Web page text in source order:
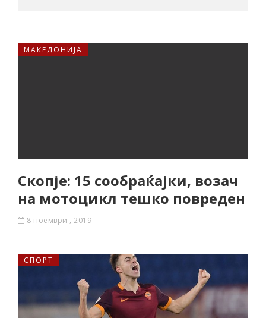
МАКЕДОНИЈА
Скопје: 15 сообраќајки, возач
на мотоцикл тешко повреден
8 ноември , 2019
СПОРТ